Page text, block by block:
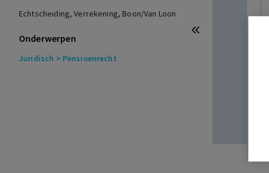
Echtscheiding, Verrekening, Boon/Van Loon
Onderwerpen
Juridisch > Pensioenrecht